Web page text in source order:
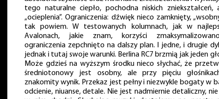
tego naturalne ciepło, pochodna niskich zniekształceń,
„ocieplenia”. Ograniczenia: dźwięk nieco zamknięty,
tak powiem. W testowanych kolumnach, jak w
Avalonach, jakie znam, korzyści
ograniczenia zepchnięto na dalszy plan. I jedne, i drugie
jednak i tutaj swoje warunki. Berlina RC7 brzmią jak jeden
Może gdzieś na wyższym środku nieco słychać, że
średniotonowy jest osobny, ale przy pięciu
znakomity wynik. Przekaz jest pełny i niezwykle bogaty w
odcienie, niuanse, detale. Nie jest nadmiernie detaliczny,